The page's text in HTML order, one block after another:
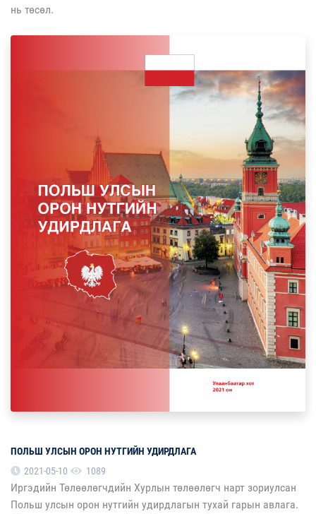
нь төсөл.
ПОЛЬШ УЛСЫН ОРОН НУТГИЙН УДИРДЛАГА
2021-05-10
1089
Иргэдийн Төлөөлөгчдийн Хурлын төлөөлөгч нарт зориулсан
Польш улсын орон нутгийн удирдлагын тухай гарын авлага.